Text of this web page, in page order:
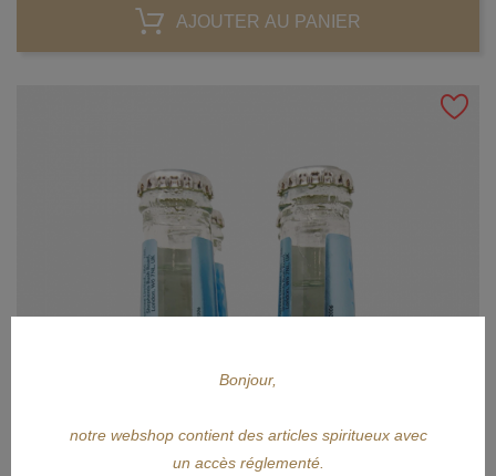
AJOUTER AU PANIER
Bonjour,
notre webshop contient des articles spiritueux avec
un accès réglementé.